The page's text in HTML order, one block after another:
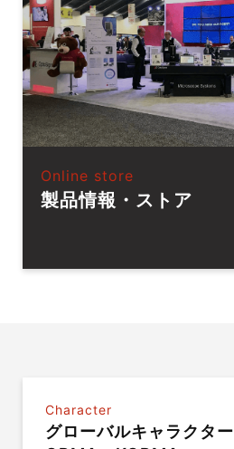
Online store
製品情報・ストア
Character
グローバルキャラクター